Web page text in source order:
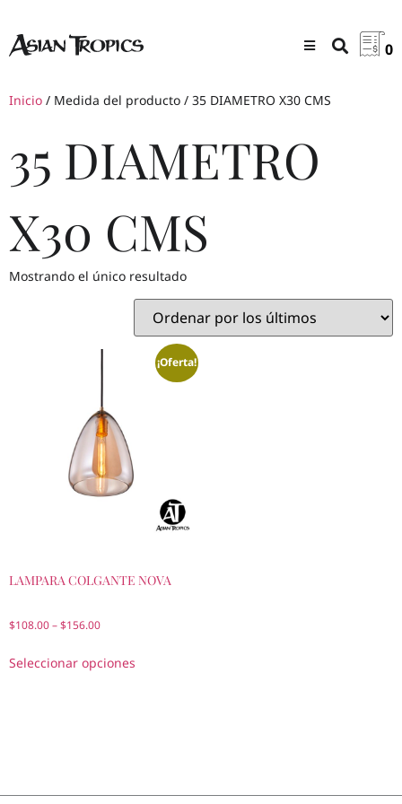
0
Inicio / Medida del producto / 35 DIAMETRO X30 CMS
35 DIAMETRO
X30 CMS
Mostrando el único resultado
¡Oferta!
LAMPARA COLGANTE NOVA
$108.00–$156.00
Seleccionar opciones